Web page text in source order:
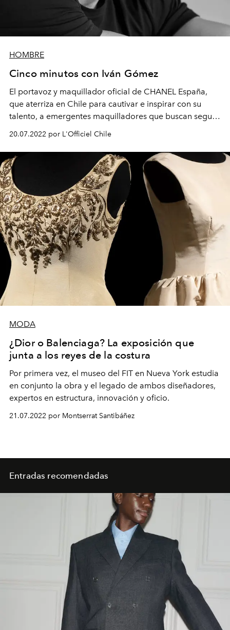
HOMBRE
Cinco minutos con Iván Gómez
El portavoz y maquillador oficial de CHANEL España,
que aterriza en Chile para cautivar e inspirar con su
talento, a emergentes maquilladores que buscan seguir
20.07.2022 por L'Officiel Chile
MODA
¿Dior o Balenciaga? La exposición que
junta a los reyes de la costura
Por primera vez, el museo del FIT en Nueva York estudia
en conjunto la obra y el legado de ambos diseñadores,
expertos en estructura, innovación y oficio.
21.07.2022 por Montserrat Santibáñez
Entradas recomendadas